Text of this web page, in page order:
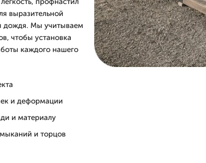
выразительной
дождя. Мы учитываем
чтобы установка
каждого нашего
и деформации
и материалу
и торцов